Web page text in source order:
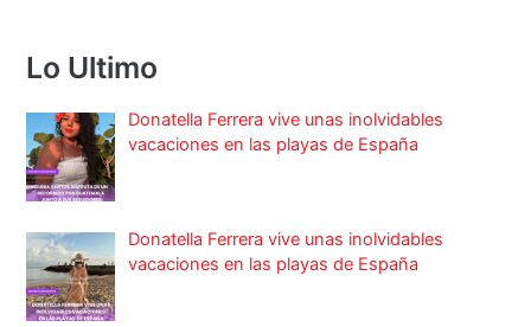
Lo Ultimo
Donatella Ferrera vive unas inolvidables
vacaciones en las playas de España
Donatella Ferrera vive unas inolvidables
vacaciones en las playas de España